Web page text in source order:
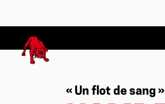
« Un flot de sang »